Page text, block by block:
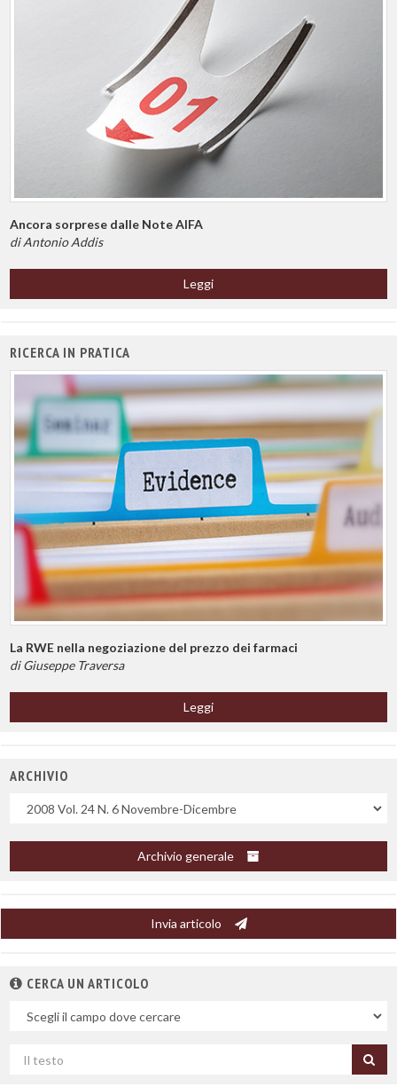
Ancora sorprese dalle Note AIFA
di Antonio Addis
Leggi
RICERCA IN PRATICA
La RWE nella negoziazione del prezzo dei farmaci
di Giuseppe Traversa
Leggi
ARCHIVIO
Archivio generale
Invia articolo
CERCA UN ARTICOLO
campo
per